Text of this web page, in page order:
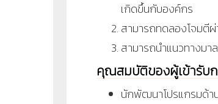
เกิดขึ้นกับองค์กร
สามารถทดลองโจมตี
สามารถนำแนวทางม
คุณสมบัติของผู้เข้ารับ
นักพัฒนาโปรแกรมด้า